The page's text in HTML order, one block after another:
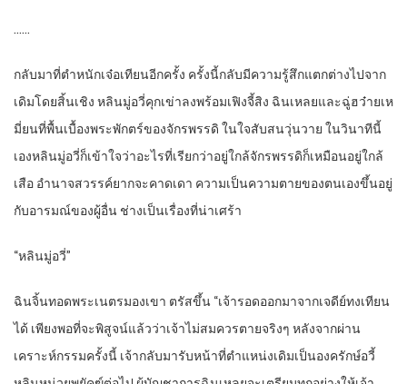
……
กลับมาที่ตำหนักเจ๋อเทียนอีกครั้ง ครั้งนี้กลับมีความรู้สึกแตกต่างไปจาก
เดิมโดยสิ้นเชิง หลินมู่อวี่คุกเข่าลงพร้อมเฟิงจี้สิง ฉินเหลยและฉู่ฮว๋ายเห
มี่ยนที่พื้นเบื้องพระพักตร์ของจักรพรรดิ ในใจสับสนวุ่นวาย ในวินาทีนี้
เองหลินมู่อวี่ก็เข้าใจว่าอะไรที่เรียกว่าอยู่ใกล้จักรพรรดิก็เหมือนอยู่ใกล้
เสือ อำนาจสวรรค์ยากจะคาดเดา ความเป็นความตายของตนเองขึ้นอยู่
กับอารมณ์ของผู้อื่น ช่างเป็นเรื่องที่น่าเศร้า
“หลินมู่อวี่”
ฉินจิ้นทอดพระเนตรมองเขา ตรัสขึ้น “เจ้ารอดออกมาจากเจดีย์ทงเทียน
ได้ เพียงพอที่จะพิสูจน์แล้วว่าเจ้าไม่สมควรตายจริงๆ หลังจากผ่าน
เคราะห์กรรมครั้งนี้ เจ้ากลับมารับหน้าที่ตำแหน่งเดิมเป็นองครักษ์อวี้